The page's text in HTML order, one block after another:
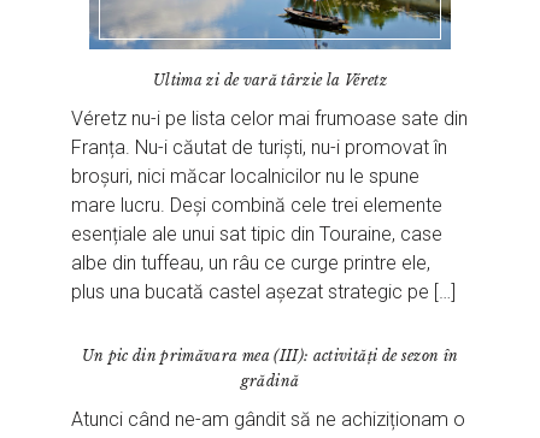
Ultima zi de vară târzie la Véretz
Véretz nu-i pe lista celor mai frumoase sate din
Franța. Nu-i căutat de turiști, nu-i promovat în
broșuri, nici măcar localnicilor nu le spune
mare lucru. Deși combină cele trei elemente
esențiale ale unui sat tipic din Touraine, case
albe din tuffeau, un râu ce curge printre ele,
plus una bucată castel așezat strategic pe […]
Un pic din primăvara mea (III): activități de sezon în
grădină
Atunci când ne-am gândit să ne achiziționam o